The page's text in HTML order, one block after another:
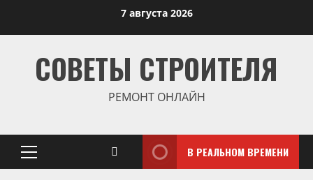
7 августа 2026
СОВЕТЫ СТРОИТЕЛЯ
РЕМОНТ ОНЛАЙН
Основное
В РЕАЛЬНОМ ВРЕМЕНИ